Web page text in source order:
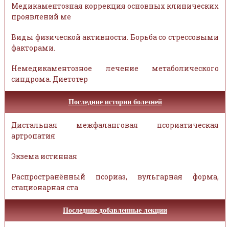
Медикаментозная коррекция основных клинических
проявлений ме
Виды физической активности. Борьба со стрессовыми
факторами.
Немедикаментозное лечение метаболического
синдрома. Диетотер
Последние истории болезней
Дистальная межфаланговая псориатическая
артропатия
Экзема истинная
Распространённый псориаз, вульгарная форма,
стационарная ста
Последние добавленные лекции